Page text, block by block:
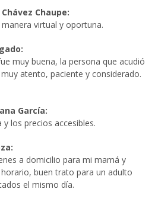
Chaupe:
virtual y oportuna.
muy buena, la persona que acudió
atento, paciente y considerado.
García:
los precios accesibles.
a domicilio para mi mamá y
buen trato para un adulto
el mismo día.